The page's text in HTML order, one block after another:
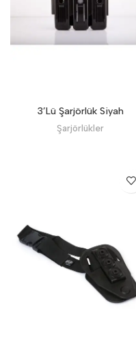
3’Lü Şarjörlük Siyah
Şarjörlükler